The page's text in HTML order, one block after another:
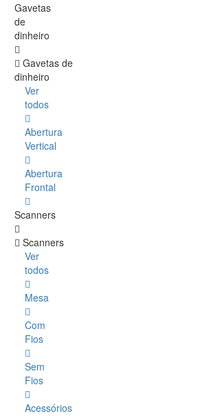
Gavetas
de
dinheiro
Gavetas de
dinheiro
Ver
todos
Abertura
Vertical
Abertura
Frontal
Scanners
Scanners
Ver
todos
Mesa
Com
Fios
Sem
Fios
Acessórios